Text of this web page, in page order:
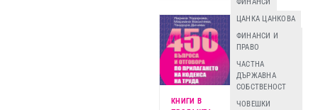
КНИГИ В
ФИНАНСИ
ЦАНКА ЦАНКОВА
ФИНАНСИ И
ПРАВО
ЧАСТНА
ДЪРЖАВНА
СОБСТВЕНОСТ
ЧОВЕШКИ